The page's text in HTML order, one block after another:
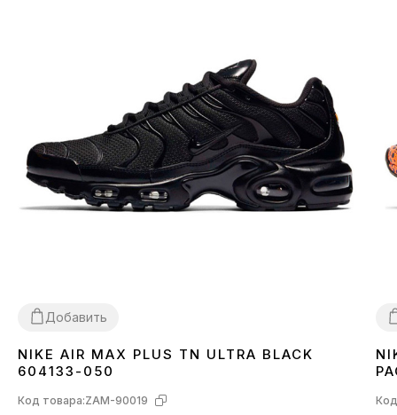
, иногда мы можем попросить
незначительную предоплату(например — товара нет в
наличии у нас на складе, но есть у партнеров). Если
вам не подойдет что-нибудь, просто оставьте
посылку и не покупайте ее, это абсолютно бесплатно.
Товарподлежит обмену и возврату (см. условия на
стр. «Оплата»).
Добавить
3637 38 39 404142 434445
NIKE AIR MAX PLUS TN ULTRA BLACK
604133-050
Код товара:ZAM-90019